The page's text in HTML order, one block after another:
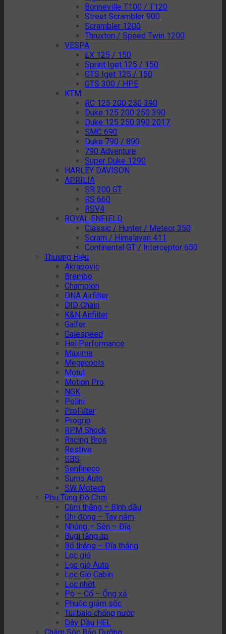
Bonneville T100 / T120
Street Scrambler 900
Scrambler 1200
Thruxton / Speed Twin 1200
VESPA
LX 125 / 150
Sprint Iget 125 / 150
GTS Iget 125 / 150
GTS 300 / HPE
KTM
RC 125 200 250 390
Duke 125 200 250 390
Duke 125 250 390 2017
SMC 690
Duke 790 / 890
790 Adventure
Super Duke 1290
HARLEY DAVISON
APRILIA
SR 200 GT
RS 660
RSV4
ROYAL ENFIELD
Classic / Hunter / Meteor 350
Scram / Himalayan 411
Continental GT / Interceptor 650
Thương Hiệu
Akrapovic
Brembo
Champion
DNA Airfilter
DID Chain
K&N Airfilter
Galfer
Galespeed
Hel Performance
Maxima
Megacools
Motul
Motion Pro
NGK
Polini
ProFilter
Progrip
RPM Shock
Racing Bros
Restive
SBS
Senfineco
Sumo Auto
SW Motech
Phụ Tùng Đồ Chơi
Cùm thắng – Bình dầu
Ghi đông – Tay nắm
Nhông – Sên – Đĩa
Bugi tăng áp
Bố thắng – Đĩa thắng
Lọc gió
Lọc gió Auto
Lọc Gió Cabin
Lọc nhớt
Pô – Cổ – Ống xả
Phuộc giảm sốc
Túi balo chống nước
Dây Dầu HEL